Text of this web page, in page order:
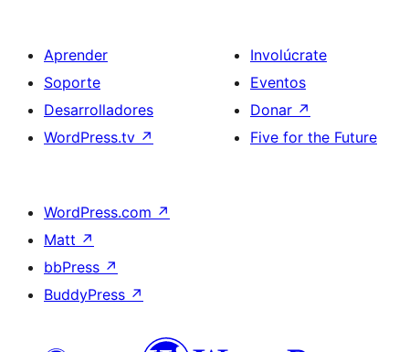
Aprender
Soporte
Desarrolladores
WordPress.tv ↗
Involúcrate
Eventos
Donar ↗
Five for the Future
WordPress.com ↗
Matt ↗
bbPress ↗
BuddyPress ↗